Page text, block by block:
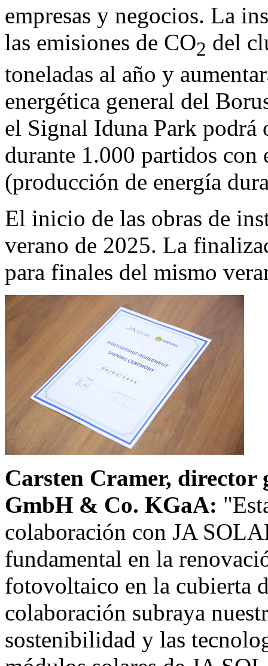
empresas y negocios. La
las emisiones de CO2 del
toneladas al año y
energética general del
el Signal Iduna Park podrá
durante 1.000 partidos con
(producción de energía
El inicio de las obras de
verano de 2025. La
para finales del mismo
Carsten Cramer, director
GmbH & Co. KGaA:
colaboración con JA
fundamental en la
fotovoltaico en la cubierta
colaboración subraya
sostenibilidad y las